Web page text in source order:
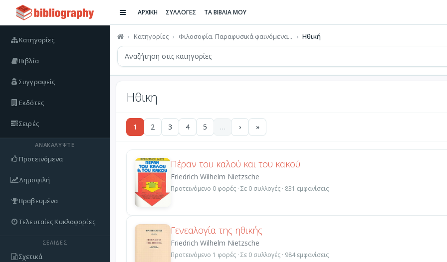
Κατηγορίες
Βιβλία
Συγγραφείς
Εκδότες
Σειρές
ΑΝΑΚΑΛΎΨΤΕ
Προτεινόμενα
Δημοφιλή
Βραβευμένα
Τελευταίες Κυκλοφορίες
ΣΕΛΊΔΕΣ
Σχετικά
ΑΡΧΙΚΗ ΣΥΛΛΟΓΕΣ ΤΑ ΒΙΒΛΙΑ ΜΟΥ
Κατηγορίες Φιλοσοφία. Παραφυσικά φαινόμενα... Ηθική
Ηθικη
1 2 3 4 5 … › »
Πέραν του καλού και του κακού
Friedrich Wilhelm Nietzsche
Προτεινόμενο 0 φορές · Σε 0 συλλογές · 831 εμφανίσεις
Γενεαλογία της ηθικής
Friedrich Wilhelm Nietzsche
Προτεινόμενο 1 φορές · Σε 0 συλλογές · 984 εμφανίσεις